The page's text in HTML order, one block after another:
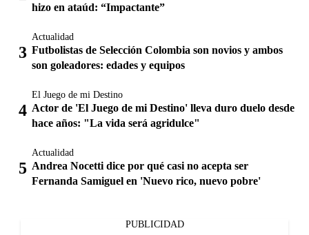
hizo en ataúd: “Impactante”
Actualidad
Futbolistas de Selección Colombia son novios y ambos
son goleadores: edades y equipos
El Juego de mi Destino
Actor de 'El Juego de mi Destino' lleva duro duelo desde
hace años: "La vida será agridulce"
Actualidad
Andrea Nocetti dice por qué casi no acepta ser
Fernanda Samiguel en 'Nuevo rico, nuevo pobre'
PUBLICIDAD